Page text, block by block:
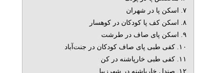
۷. اسکن پا در شهران
۸. اسکن کف پا کودکان در کوهسار
۹. اسکن پای صاف در طرشت
۱۰. کفی طبی پای صاف کودکان در جنت‌آباد
۱۱. کفی طبی خارپاشنه در کن
۱۲. صندل خارپاشنه در شهرزیبا